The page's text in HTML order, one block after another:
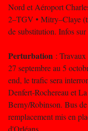
Nord et Aéroport
2–TGV • Mitry–Claye
de substitution. Infos
Perturbation :
27 septembre au 5
end, le trafic sera
Denfert-Rochereau et
Berny/Robinson. Bus de
remplacement mis en
d'Orléans.